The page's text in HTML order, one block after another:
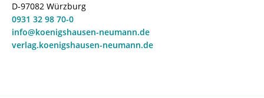
D-97082 Würzburg
0931 32 98 70-0
info@koenigshausen-neumann.de
verlag.koenigshausen-neumann.de